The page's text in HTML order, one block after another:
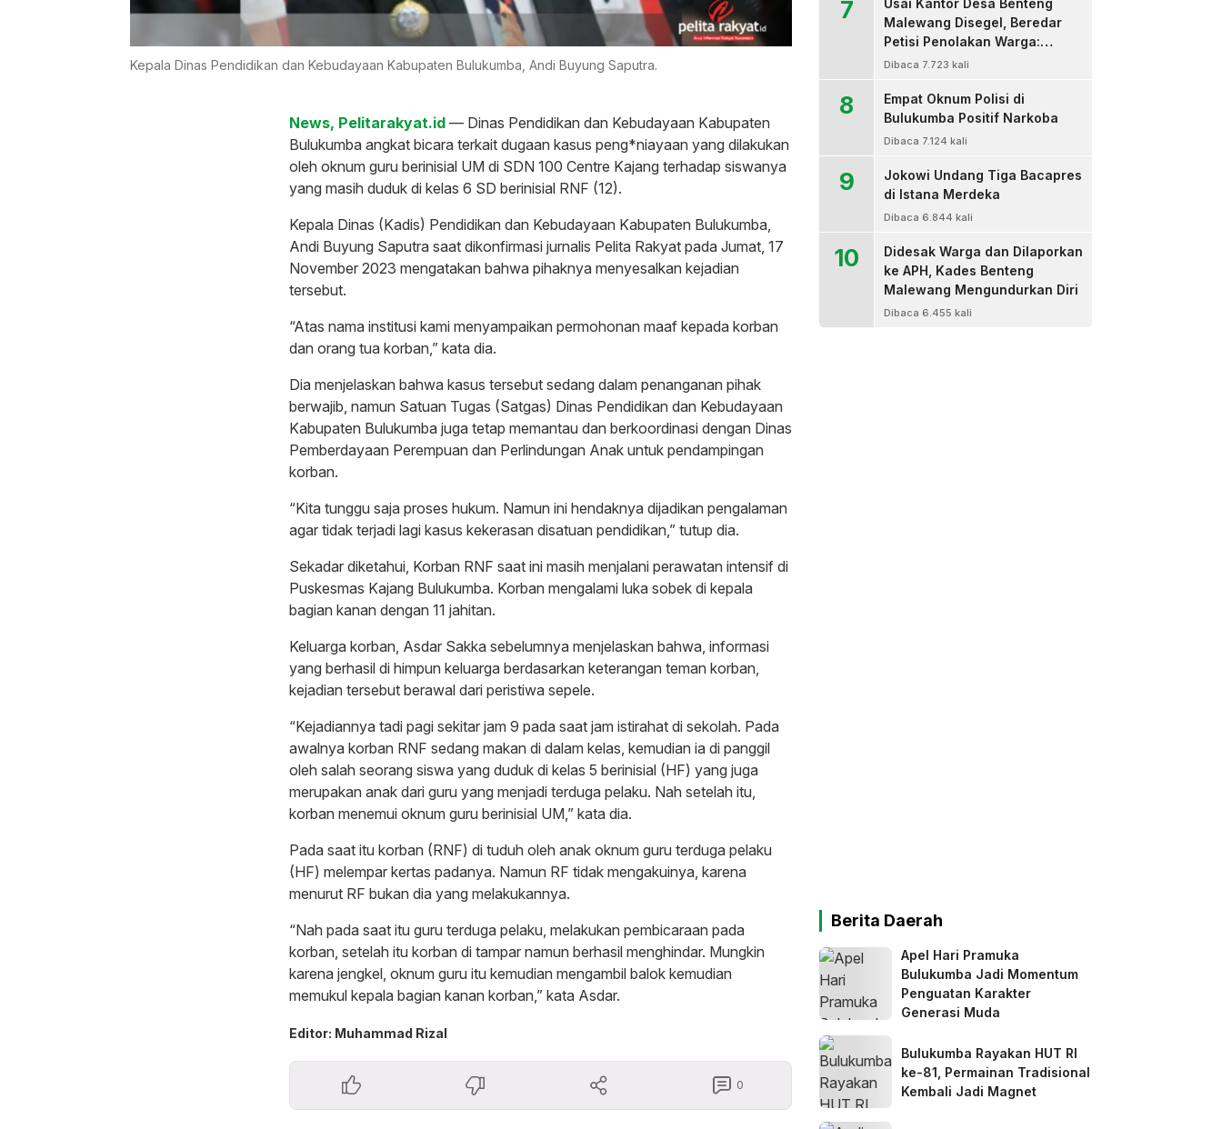
Kepala Dinas Pendidikan dan Kebudayaan Kabupaten Bulukumba, Andi Buyung Saputra.
News, Pelitarakyat.id — Dinas Pendidikan dan Kebudayaan Kabupaten
Bulukumba angkat bicara terkait dugaan kasus peng*niayaan yang dilakukan
oleh oknum guru berinisial UM di SDN 100 Centre Kajang terhadap siswanya
yang masih duduk di kelas 6 SD berinisial RNF (12).
Kepala Dinas (Kadis) Pendidikan dan Kebudayaan Kabupaten Bulukumba,
Andi Buyung Saputra saat dikonfirmasi jurnalis Pelita Rakyat pada Jumat, 17
November 2023 mengatakan bahwa pihaknya menyesalkan kejadian
tersebut.
“Atas nama institusi kami menyampaikan permohonan maaf kepada korban
dan orang tua korban,” kata dia.
Dia menjelaskan bahwa kasus tersebut sedang dalam penanganan pihak
berwajib, namun Satuan Tugas (Satgas) Dinas Pendidikan dan Kebudayaan
Kabupaten Bulukumba juga tetap memantau dan berkoordinasi dengan Dinas
Pemberdayaan Perempuan dan Perlindungan Anak untuk pendampingan
korban.
“Kita tunggu saja proses hukum. Namun ini hendaknya dijadikan pengalaman
agar tidak terjadi lagi kasus kekerasan disatuan pendidikan,” tutup dia.
Sekadar diketahui, Korban RNF saat ini masih menjalani perawatan intensif di
Puskesmas Kajang Bulukumba. Korban mengalami luka sobek di kepala
bagian kanan dengan 11 jahitan.
Keluarga korban, Asdar Sakka sebelumnya menjelaskan bahwa, informasi
yang berhasil di himpun keluarga berdasarkan keterangan teman korban,
kejadian tersebut berawal dari peristiwa sepele.
“Kejadiannya tadi pagi sekitar jam 9 pada saat jam istirahat di sekolah. Pada
awalnya korban RNF sedang makan di dalam kelas, kemudian ia di panggil
oleh salah seorang siswa yang duduk di kelas 5 berinisial (HF) yang juga
merupakan anak dari guru yang menjadi terduga pelaku. Nah setelah itu,
korban menemui oknum guru berinisial UM,” kata dia.
Pada saat itu korban (RNF) di tuduh oleh anak oknum guru terduga pelaku
(HF) melempar kertas padanya. Namun RF tidak mengakuinya, karena
menurut RF bukan dia yang melakukannya.
“Nah pada saat itu guru terduga pelaku, melakukan pembicaraan pada
korban, setelah itu korban di tampar namun berhasil menghindar. Mungkin
karena jengkel, oknum guru itu kemudian mengambil balok kemudian
memukul kepala bagian kanan korban,” kata Asdar.
Editor: Muhammad Rizal
0
7
Usai Kantor Desa Benteng
Malewang Disegel, Beredar
Petisi Penolakan Warga:
Sekretaris Hingga BPD Turut
Dibaca 7.723 kali
8
Empat Oknum Polisi di
Bulukumba Positif Narkoba
Dibaca 7.124 kali
9
Jokowi Undang Tiga Bacapres
di Istana Merdeka
Dibaca 6.844 kali
10
Didesak Warga dan Dilaporkan
ke APH, Kades Benteng
Malewang Mengundurkan Diri
Dibaca 6.455 kali
Berita Daerah
Apel Hari Pramuka
Bulukumba Jadi Momentum
Penguatan Karakter
Generasi Muda
Bulukumba Rayakan HUT RI
ke-81, Permainan Tradisional
Kembali Jadi Magnet